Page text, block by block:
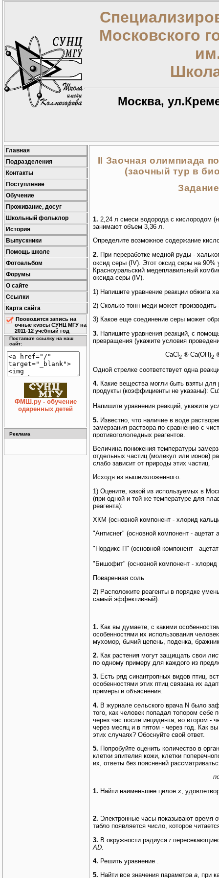
Московского
Москва,
Главная
Подразделения
Контакты
Поступление
Обучение
Проживание, досуг
Школьный фольклор
История
Выпускники
Помощь школе
Фотоальбом
Форумы
О сайте
Ссылки
Карта сайта
Проводится запись на
очные курсы СУНЦ МГУ на
2011-12 учебный год
Поставьте ссылку на наш
сайт:
ФМШ.ру - обучение
одаренных детей
Реклама
II Заочная олимпиада
(заочный тур в
1. 2,24 л смеси водорода с кислородом
занимают объем 3,36 л.
Определите возможное содержание
2. При переработке медной руды -
оксид серы (IV). Этот оксид серы на
Красноуральский медеплавильный
оксида серы (IV).
1) Напишите уравнение реакции обжига
2) Сколько тонн меди может производить
3) Какое еще соединение серы может
3. Напишите уравнения реакций, с
превращения (укажите условия
CaCl 2 ® Ca(OH)2
Одной стрелке соответствует одна
4. Какие вещества могли быть взяты
продукты (коэффициенты не указаны):
Напишите уравнения реакций, укажите
5. Известно, что наличие в воде
замерзания раствора по сравнению с
противогололедных реагентов.
Величина понижения температуры
отдельных частиц (молекул или ионов)
слабо зависит от природы этих частиц.
Исходя из вышеизложенного:
1) Оцените, какой из используемых в
(при одной и той же температуре для
реагента):
ХКМ (основной компонент - хлорид
"Антиснег" (основной компонент - ацетат
"Нордикс-П" (основной компонент -
"Бишофит" (основной компонент - хлорид
Поваренная соль
2) Расположите реагенты в порядке
самый эффективный).
1. Как вы думаете, с какими
особенностями их использования
мухомор, бычий цепень, поденка,
2. Как растения могут защищать свои
по одному примеру для каждого из
3. Есть ряд синантропных видов птиц,
особенностями этих птиц связана их
примеры и объяснения.
4. В журнале сельского врача N было
того, как человек попадал топором себе
через час после инцидента, во втором -
через месяц и в пятом - через год. Как
этих случаях? Обоснуйте свой ответ.
5. Попробуйте оценить количество в
клетки эпителия кожи, клетки
их, ответы без пояснений
1. Найти наименьшее целое x ,
2. Электронные часы показывают время
табло появляется число, которое
3. В окружности радиуса r
AD
4. Решить уравнение
5. Найти все значения параметра a, при